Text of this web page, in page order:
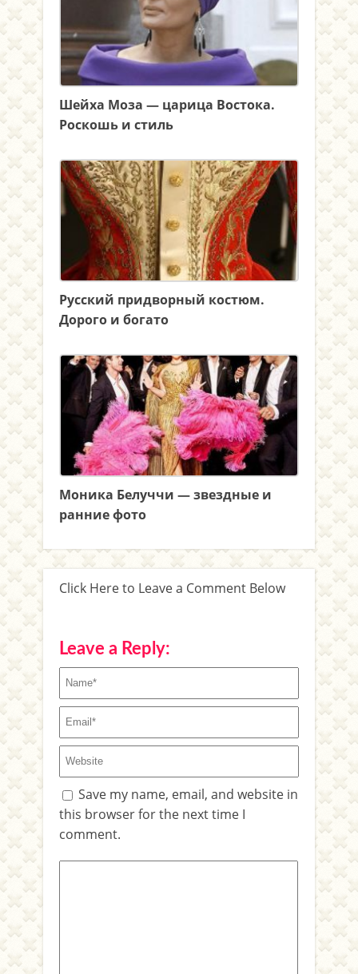
Шейха Моза — царица Востока.
Роскошь и стиль
Русский придворный костюм.
Дорого и богато
Моника Белуччи — звездные и
ранние фото
Click Here to Leave a Comment Below
Leave a Reply:
Save my name, email, and website in
this browser for the next time I
comment.